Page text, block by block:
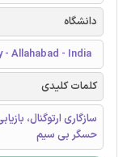
دانشگاه
Allahabad - India
کلمات کلیدی
سازگاری ارتوگنال،
حسگر بی سیم